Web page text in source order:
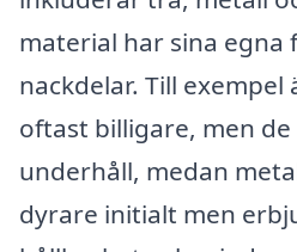
material har sina egna
nackdelar. Till
oftast billigare, men
underhåll, medan
dyrare initialt men